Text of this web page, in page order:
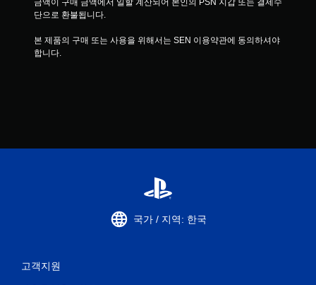
금액이 구매 금액에서 일할 계산되어 본인의 PSN 지갑 또는 결제수
단으로 환불됩니다.
본 제품의 구매 또는 사용을 위해서는 SEN 이용약관에 동의하셔야
합니다.
국가 / 지역: 한국
고객지원